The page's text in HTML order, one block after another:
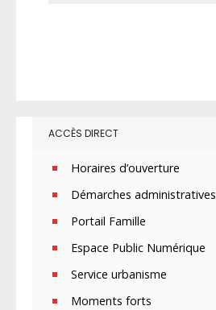
ACCÈS DIRECT
Horaires d’ouverture
Démarches administratives
Portail Famille
Espace Public Numérique
Service urbanisme
Moments forts